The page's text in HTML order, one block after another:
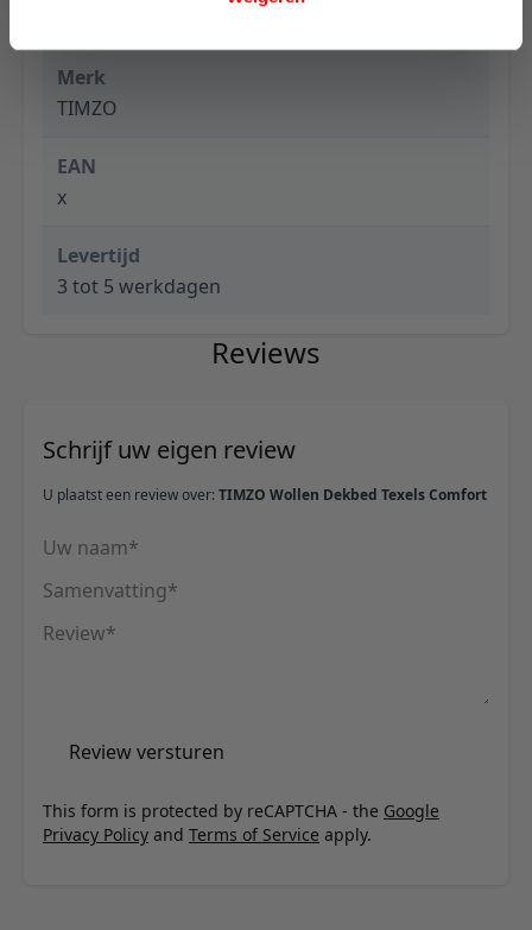
Reviews
Schrijf uw eigen review
U plaatst een review over: TIMZO Wollen Dekbed Texels Comfort
Uw naam
Samenvatting
Review
Review versturen
This form is protected by reCAPTCHA - the Google
Privacy Policy and Terms of Service apply.
Merk
TIMZO
EAN
x
Levertijd
3 tot 5 werkdagen